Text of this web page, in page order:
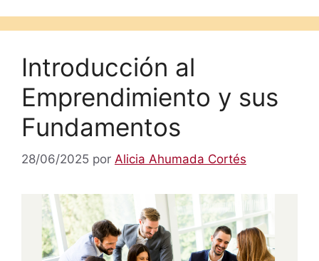
Introducción al
Emprendimiento y sus
Fundamentos
28/06/2025 por Alicia Ahumada Cortés